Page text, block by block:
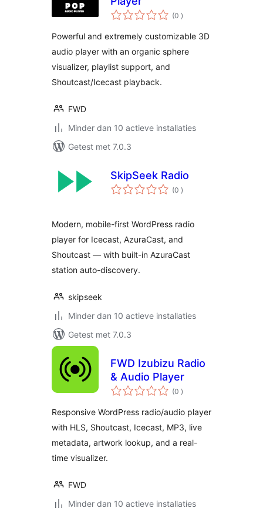
(0 aantal
beoordelingen
)
Powerful and extremely customizable 3D
audio player with an organic sphere
visualizer, playlist support, and
Shoutcast/Icecast playback.
FWD
Minder dan 10 actieve installaties
Getest met 7.0.3
SkipSeek Radio
(0 aantal
beoordelingen
)
Modern, mobile-first WordPress radio
player for Icecast, AzuraCast, and
Shoutcast — with built-in AzuraCast
station auto-discovery.
skipseek
Minder dan 10 actieve installaties
Getest met 7.0.3
FWD Izubizu Radio
& Audio Player
(0 aantal
beoordelingen
)
Responsive WordPress radio/audio player
with HLS, Shoutcast, Icecast, MP3, live
metadata, artwork lookup, and a real-
time visualizer.
FWD
Minder dan 10 actieve installaties